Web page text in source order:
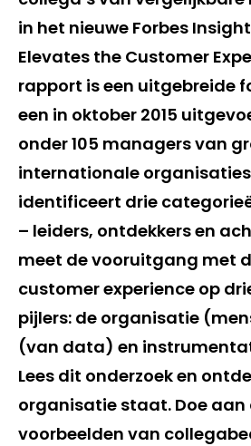
in het nieuwe Forbes
Elevates the Customer
rapport is een uitgebreide
een in oktober 2015
onder 105 managers van
internationale
identificeert drie
– leiders, ontdekkers en
meet de vooruitgang met
customer experience op
pijlers: de organisatie
(van data) en
Lees dit onderzoek en
organisatie staat. Doe aan
voorbeelden van